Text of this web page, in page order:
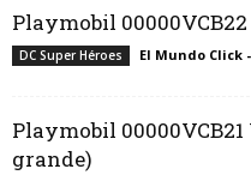
Playmobil
DC Super Héroes El Mundo Click
Playmobil
grande)